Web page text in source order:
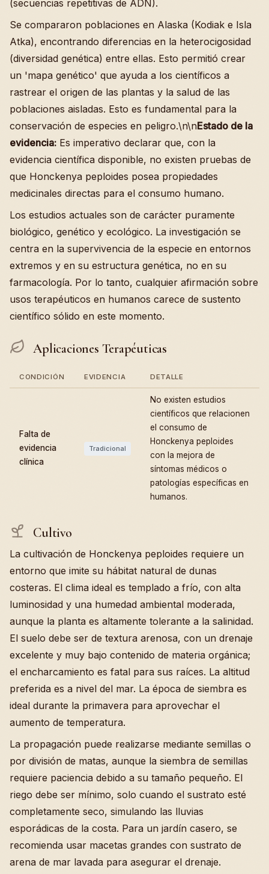
(secuencias repetitivas de ADN).
Se compararon poblaciones en Alaska (Kodiak e Isla
Atka), encontrando diferencias en la heterocigosidad
(diversidad genética) entre ellas. Esto permitió crear
un 'mapa genético' que ayuda a los científicos a
rastrear el origen de las plantas y la salud de las
poblaciones aisladas. Esto es fundamental para la
conservación de especies en peligro.\n\nEstado de la
evidencia: Es imperativo declarar que, con la
evidencia científica disponible, no existen pruebas de
que Honckenya peploides posea propiedades
medicinales directas para el consumo humano.
Los estudios actuales son de carácter puramente
biológico, genético y ecológico. La investigación se
centra en la supervivencia de la especie en entornos
extremos y en su estructura genética, no en su
farmacología. Por lo tanto, cualquier afirmación sobre
usos terapéuticos en humanos carece de sustento
científico sólido en este momento.
Aplicaciones Terapéuticas
CONDICIÓN EVIDENCIA DETALLE
Falta de
evidencia
clínica
Tradicional
No existen estudios
científicos que relacionen
el consumo de
Honckenya peploides
con la mejora de
síntomas médicos o
patologías específicas en
humanos.
Cultivo
La cultivación de Honckenya peploides requiere un
entorno que imite su hábitat natural de dunas
costeras. El clima ideal es templado a frío, con alta
luminosidad y una humedad ambiental moderada,
aunque la planta es altamente tolerante a la salinidad.
El suelo debe ser de textura arenosa, con un drenaje
excelente y muy bajo contenido de materia orgánica;
el encharcamiento es fatal para sus raíces. La altitud
preferida es a nivel del mar. La época de siembra es
ideal durante la primavera para aprovechar el
aumento de temperatura.
La propagación puede realizarse mediante semillas o
por división de matas, aunque la siembra de semillas
requiere paciencia debido a su tamaño pequeño. El
riego debe ser mínimo, solo cuando el sustrato esté
completamente seco, simulando las lluvias
esporádicas de la costa. Para un jardín casero, se
recomienda usar macetas grandes con sustrato de
arena de mar lavada para asegurar el drenaje.